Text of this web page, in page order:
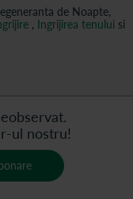
de Noapte,
, Ingrijirea tenului si
ul nostru!